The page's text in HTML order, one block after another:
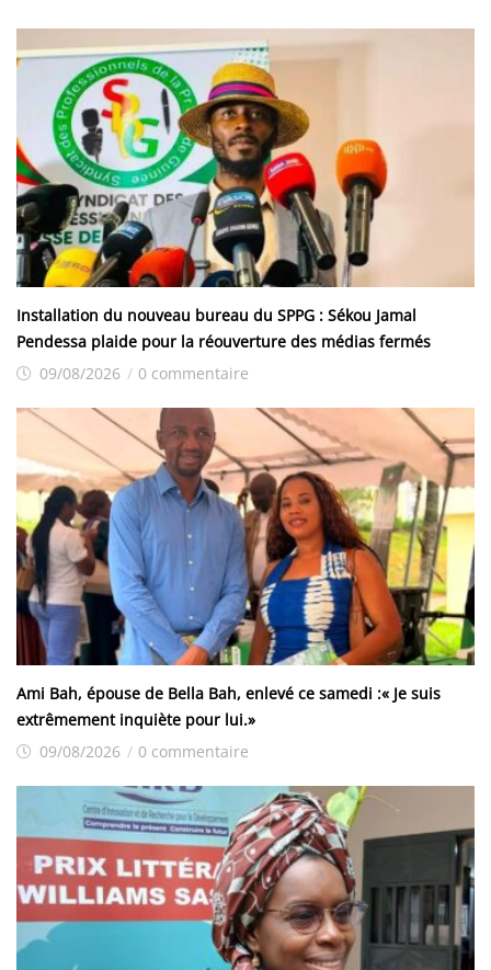
Installation du nouveau bureau du SPPG : Sékou Jamal
Pendessa plaide pour la réouverture des médias fermés
09/08/2026 / 0 commentaire
Ami Bah, épouse de Bella Bah, enlevé ce samedi :« Je suis
extrêmement inquiète pour lui.»
09/08/2026 / 0 commentaire